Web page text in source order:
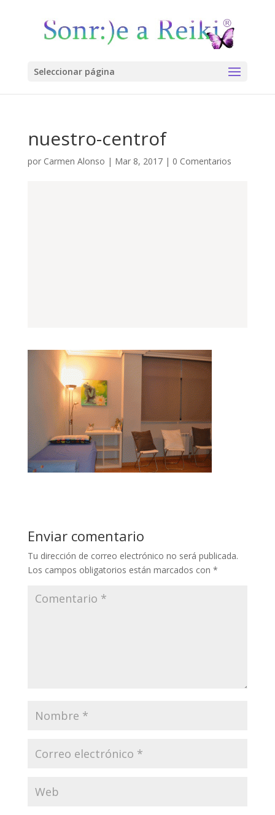
Seleccionar página
nuestro-centrof
por Carmen Alonso | Mar 8, 2017| 0 Comentarios
Enviar comentario
Tu dirección de correo electrónico no será publicada.
Los campos obligatorios están marcados con *